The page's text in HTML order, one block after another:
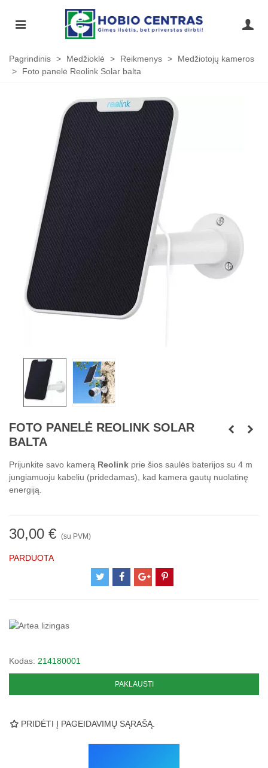
Pagrindinis > Medžioklė > Reikmenys >
Medžiotojų kameros
>
Foto panelė Reolink Solar balta
FOTO PANELĖ REOLINK SOLAR
BALTA
Prijunkite savo kamerą Reolink prie šios saulės baterijos su 4 m
jungiamuoju kabeliu (pridedamas), kad kamera gautų nuolatinę
energiją.
30,00 € (su PVM)
PARDUOTA
Kodas: 214180001
PAKLAUSTI
PRIDĖTI Į PAGEIDAVIMŲ SĄRAŠĄ.